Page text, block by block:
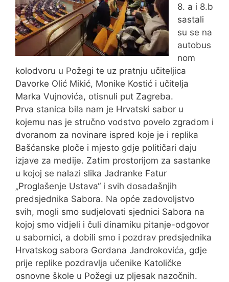
8. a i 8.b
sastali
su se na
autobus
nom
kolodvoru u Požegi te uz pratnju učiteljica
Davorke Olić Mikić, Monike Kostić i učitelja
Marka Vujnovića, otisnuli put Zagreba.
Prva stanica bila nam je Hrvatski sabor u
kojemu nas je stručno vodstvo povelo zgradom i
dvoranom za novinare ispred koje je i replika
Bašćanske ploče i mjesto gdje političari daju
izjave za medije. Zatim prostorijom za sastanke
u kojoj se nalazi slika Jadranke Fatur
„Proglašenje Ustava“ i svih dosadašnjih
predsjednika Sabora. Na opće zadovoljstvo
svih, mogli smo sudjelovati sjednici Sabora na
kojoj smo vidjeli i čuli dinamiku pitanje-odgovor
u sabornici, a dobili smo i pozdrav predsjednika
Hrvatskog sabora Gordana Jandrokovića, gdje
prije replike pozdravlja učenike Katoličke
osnovne škole u Požegi uz pljesak nazočnih.